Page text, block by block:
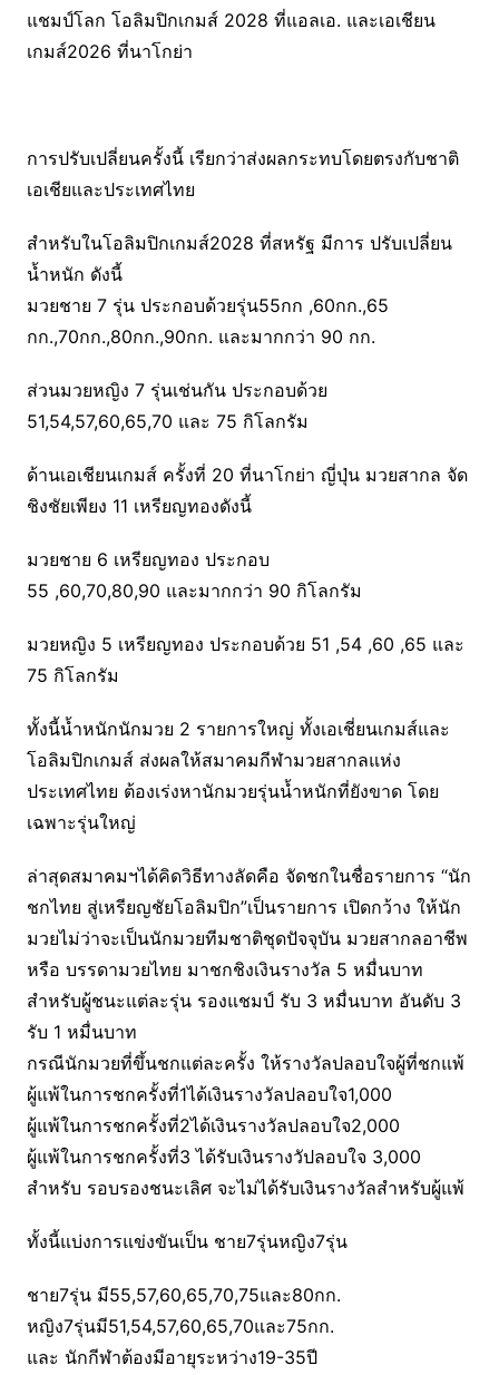
แชมป์โลก โอลิมปิกเกมส์ 2028 ที่แอลเอ. และเอเชียน
เกมส์2026 ที่นาโกย่า
การปรับเปลี่ยนครั้งนี้ เรียกว่าส่งผลกระทบโดยตรงกับชาติ
เอเชียและประเทศไทย
สำหรับในโอลิมปิกเกมส์2028 ที่สหรัฐ มีการ ปรับเปลี่ยน
น้ำหนัก ดังนี้
มวยชาย 7 รุ่น ประกอบด้วยรุ่น55กก ,60กก.,65
กก.,70กก.,80กก.,90กก. และมากกว่า 90 กก.
ส่วนมวยหญิง 7 รุ่นเช่นกัน ประกอบด้วย
51,54,57,60,65,70 และ 75 กิโลกรัม
ด้านเอเชียนเกมส์ ครั้งที่ 20 ที่นาโกย่า ญี่ปุ่น มวยสากล จัด
ชิงชัยเพียง 11 เหรียญทองดังนี้
มวยชาย 6 เหรียญทอง ประกอบ
55 ,60,70,80,90 และมากกว่า 90 กิโลกรัม
มวยหญิง 5 เหรียญทอง ประกอบด้วย 51 ,54 ,60 ,65 และ
75 กิโลกรัม
ทั้งนี้น้ำหนักนักมวย 2 รายการใหญ่ ทั้งเอเชี่ยนเกมส์และ
โอลิมปิกเกมส์ ส่งผลให้สมาคมกีฬามวยสากลแห่ง
ประเทศไทย ต้องเร่งหานักมวยรุ่นน้ำหนักที่ยังขาด โดย
เฉพาะรุ่นใหญ่
ล่าสุดสมาคมฯได้คิดวิธีทางลัดคือ จัดชกในชื่อรายการ “นัก
ชกไทย สู่เหรียญชัยโอลิมปิก”เป็นรายการ เปิดกว้าง ให้นัก
มวยไม่ว่าจะเป็นนักมวยทีมชาติชุดปัจจุบัน มวยสากลอาชีพ
หรือ บรรดามวยไทย มาชกชิงเงินรางวัล 5 หมื่นบาท
สำหรับผู้ชนะแต่ละรุ่น รองแชมป์ รับ 3 หมื่นบาท อันดับ 3
รับ 1 หมื่นบาท
กรณีนักมวยที่ขึ้นชกแต่ละครั้ง ให้รางวัลปลอบใจผู้ที่ชกแพ้
ผู้แพ้ในการชกครั้งที่1ได้เงินรางวัลปลอบใจ1,000
ผู้แพ้ในการชกครั้งที่2ได้เงินรางวัลปลอบใจ2,000
ผู้แพ้ในการชกครั้งที่3 ได้รับเงินรางวัปลอบใจ 3,000
สำหรับ รอบรองชนะเลิศ จะไม่ได้รับเงินรางวัลสำหรับผู้แพ้
ทั้งนี้แบ่งการแข่งขันเป็น ชาย7รุ่นหญิง7รุ่น
ชาย7รุ่น มี55,57,60,65,70,75และ80กก.
หญิง7รุ่นมี51,54,57,60,65,70และ75กก.
และ นักกีฬาต้องมีอายุระหว่าง19-35ปี